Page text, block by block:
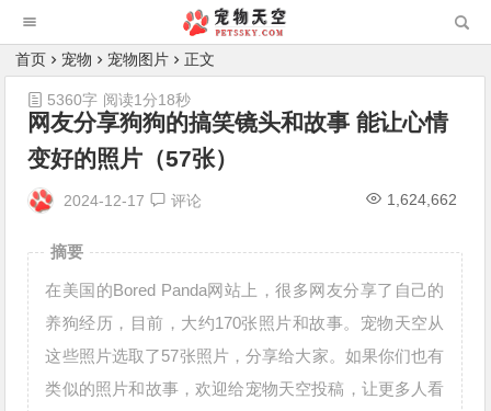
首页 宠物 宠物图片 正文
网友分享狗狗的搞笑镜头和故事 能让心情
变好的照片（57张）
2024-12-17 评论 1,624,662
5360字 阅读1分18秒
摘要
在美国的Bored Panda网站上，很多网友分享了自己的
养狗经历，目前，大约170张照片和故事。宠物天空从
这些照片选取了57张照片，分享给大家。如果你们也有
类似的照片和故事，欢迎给宠物天空投稿，让更多人看